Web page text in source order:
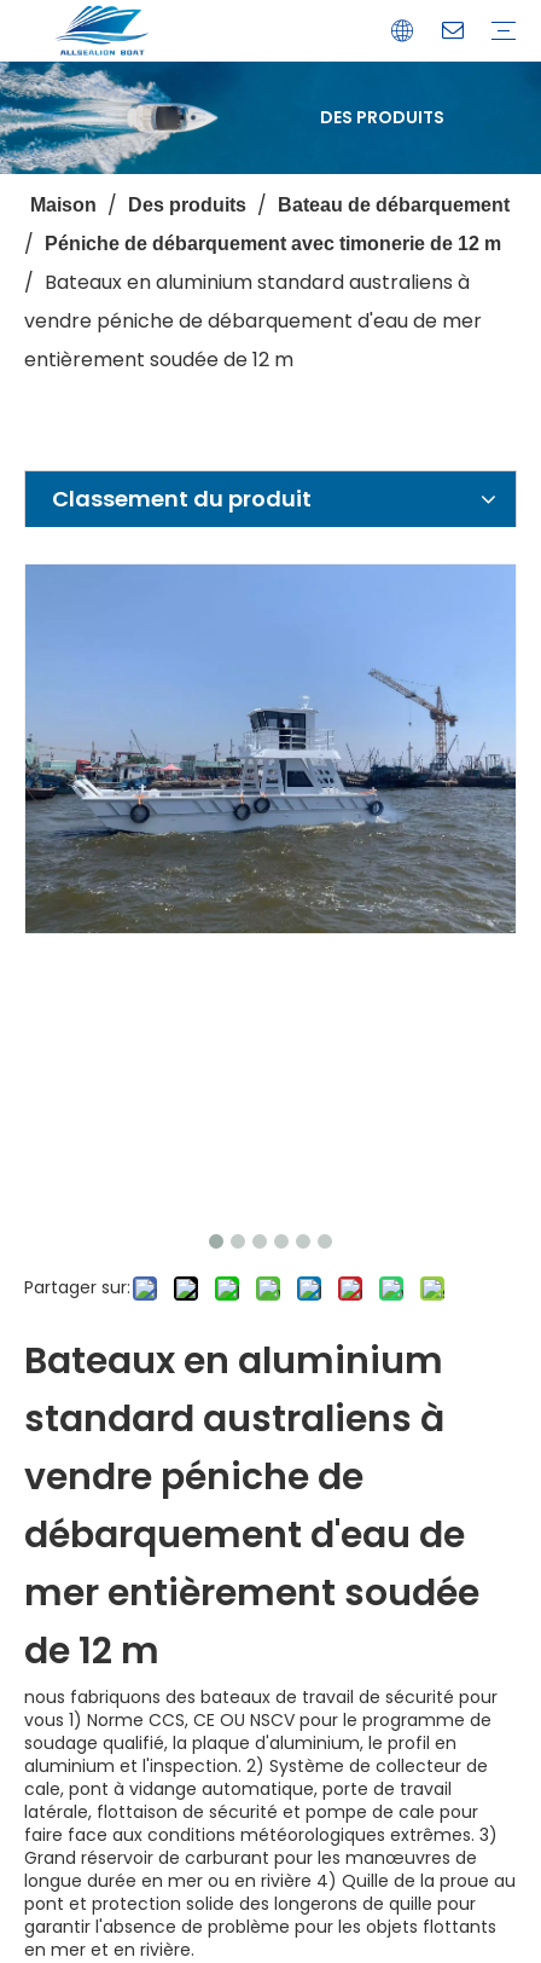
DES PRODUITS
Maison / Des produits / Bateau de débarquement
/ Péniche de débarquement avec timonerie de 12 m
/ Bateaux en aluminium standard australiens à
vendre péniche de débarquement d'eau de mer
entièrement soudée de 12 m
Classement du produit
Partager sur:
Bateaux en aluminium
standard australiens à
vendre péniche de
débarquement d'eau de
mer entièrement soudée
de 12 m
nous fabriquons des bateaux de travail de sécurité pour
vous 1) Norme CCS, CE OU NSCV pour le programme de
soudage qualifié, la plaque d'aluminium, le profil en
aluminium et l'inspection. 2) Système de collecteur de
cale, pont à vidange automatique, porte de travail
latérale, flottaison de sécurité et pompe de cale pour
faire face aux conditions météorologiques extrêmes. 3)
Grand réservoir de carburant pour les manœuvres de
longue durée en mer ou en rivière 4) Quille de la proue au
pont et protection solide des longerons de quille pour
garantir l'absence de problème pour les objets flottants
en mer et en rivière.